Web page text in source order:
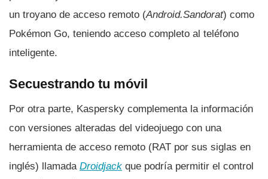
un troyano de acceso remoto (Android.Sandorat) como
Pokémon Go, teniendo acceso completo al teléfono
inteligente.
Secuestrando tu móvil
Por otra parte, Kaspersky complementa la información
con versiones alteradas del videojuego con una
herramienta de acceso remoto (RAT por sus siglas en
inglés) llamada Droidjack que podrí­a permitir el control